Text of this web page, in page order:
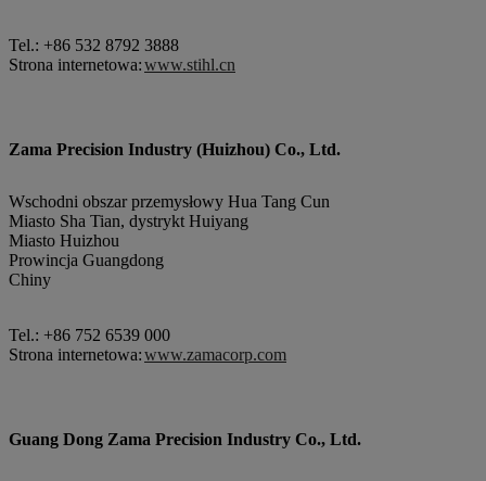
Tel.: +86 532 8792 3888
Strona internetowa:www.stihl.cn
Zama Precision Industry (Huizhou) Co., Ltd.
Wschodni obszar przemysłowy Hua Tang Cun
Miasto Sha Tian, dystrykt Huiyang
Miasto Huizhou
Prowincja Guangdong
Chiny
Tel.: +86 752 6539 000
Strona internetowa:www.zamacorp.com
Guang Dong Zama Precision Industry Co., Ltd.